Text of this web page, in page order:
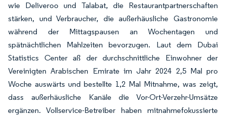
wie Deliveroo und Talabat, die Restaurantpartnerschaften
stärken, und Verbraucher, die außerhäusliche Gastronomie
während der Mittagspausen an Wochentagen und
spätnächtlichen Mahlzeiten bevorzugen. Laut dem Dubai
Statistics Center aß der durchschnittliche Einwohner der
Vereinigten Arabischen Emirate im Jahr 2024 2,5 Mal pro
Woche auswärts und bestellte 1,2 Mal Mitnahme, was zeigt,
dass außerhäusliche Kanäle die Vor-Ort-Verzehr-Umsätze
ergänzen. Vollservice-Betreiber haben mitnahmefokussierte